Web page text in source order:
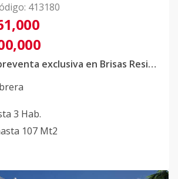
: 413180
Aprovecha la preventa exclusiva en Brisas Residences Cabrera
3 Hab.
107 Mt2